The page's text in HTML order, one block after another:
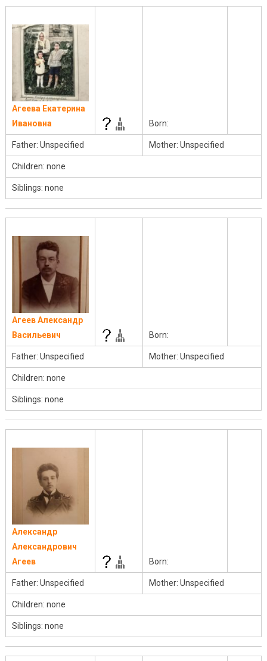
Агеева Екатерина
Ивановна
Born:
Father: Unspecified Mother: Unspecified
Children: none
Siblings: none
Агеев Александр
Васильевич
Born:
Father: Unspecified Mother: Unspecified
Children: none
Siblings: none
Александр
Александрович
Агеев
Born:
Father: Unspecified Mother: Unspecified
Children: none
Siblings: none